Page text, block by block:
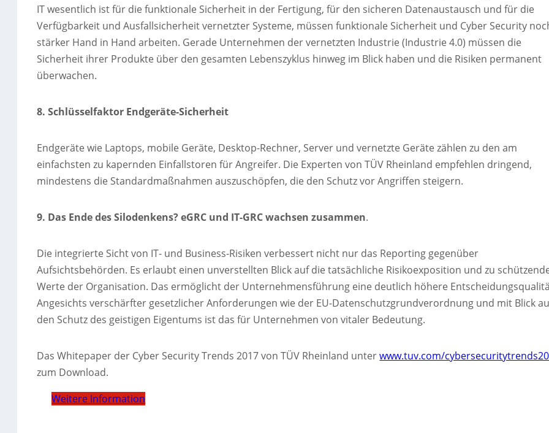
IT wesentlich ist für die funktionale Sicherheit in der Fertigung, für den sicheren Datenaustausch und für die
Verfügbarkeit und Ausfallsicherheit vernetzter Systeme, müssen funktionale Sicherheit und Cyber Security
stärker Hand in Hand arbeiten. Gerade Unternehmen der vernetzten Industrie (Industrie 4.0) müssen die
Sicherheit ihrer Produkte über den gesamten Lebenszyklus hinweg im Blick haben und die Risiken permanent
überwachen.
8. Schlüsselfaktor Endgeräte-Sicherheit
Endgeräte wie Laptops, mobile Geräte, Desktop-Rechner, Server und vernetzte Geräte zählen zu den am
einfachsten zu kapernden Einfallstoren für Angreifer. Die Experten von TÜV Rheinland empfehlen dringend,
mindestens die Standardmaßnahmen auszuschöpfen, die den Schutz vor Angriffen steigern.
9. Das Ende des Silodenkens? eGRC und IT-GRC wachsen zusammen.
Die integrierte Sicht von IT- und Business-Risiken verbessert nicht nur das Reporting gegenüber
Aufsichtsbehörden. Es erlaubt einen unverstellten Blick auf die tatsächliche Risikoexposition und zu
Werte der Organisation. Das ermöglicht der Unternehmensführung eine deutlich höhere
Angesichts verschärfter gesetzlicher Anforderungen wie der EU-Datenschutzgrundverordnung und mit Blick
den Schutz des geistigen Eigentums ist das für Unternehmen von vitaler Bedeutung.
Das Whitepaper der Cyber Security Trends 2017 von TÜV Rheinland unterwww.tuv.com/
zum Download.
Weitere Information